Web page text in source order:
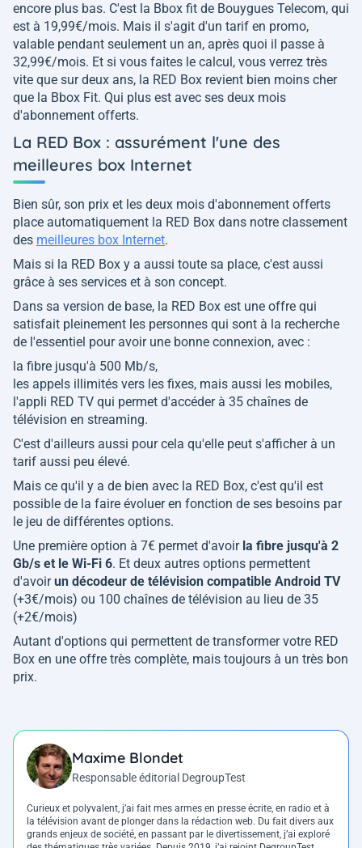
encore plus bas. C'est la Bbox fit de Bouygues Telecom, qui
est à 19,99€/mois. Mais il s'agit d'un tarif en promo,
valable pendant seulement un an, après quoi il passe à
32,99€/mois. Et si vous faites le calcul, vous verrez très
vite que sur deux ans, la RED Box revient bien moins cher
que la Bbox Fit. Qui plus est avec ses deux mois
d'abonnement offerts.
La RED Box : assurément l'une des
meilleures box Internet
Bien sûr, son prix et les deux mois d'abonnement offerts
place automatiquement la RED Box dans notre classement
des meilleures box Internet.
Mais si la RED Box y a aussi toute sa place, c'est aussi
grâce à ses services et à son concept.
Dans sa version de base, la RED Box est une offre qui
satisfait pleinement les personnes qui sont à la recherche
de l'essentiel pour avoir une bonne connexion, avec :
la fibre jusqu'à 500 Mb/s,
les appels illimités vers les fixes, mais aussi les mobiles,
l'appli RED TV qui permet d'accéder à 35 chaînes de
télévision en streaming.
C'est d'ailleurs aussi pour cela qu'elle peut s'afficher à un
tarif aussi peu élevé.
Mais ce qu'il y a de bien avec la RED Box, c'est qu'il est
possible de la faire évoluer en fonction de ses besoins par
le jeu de différentes options.
Une première option à 7€ permet d'avoir la fibre jusqu'à 2
Gb/s et le Wi-Fi 6. Et deux autres options permettent
d'avoirun décodeur de télévision compatible Android TV
(+3€/mois) ou 100 chaînes de télévision au lieu de 35
(+2€/mois)
Autant d'options qui permettent de transformer votre RED
Box en une offre très complète, mais toujours à un très bon
prix.
Maxime Blondet
Responsable éditorial DegroupTest
Curieux et polyvalent, j’ai fait mes armes en presse écrite, en radio et à
la télévision avant de plonger dans la rédaction web. Du fait divers aux
grands enjeux de société, en passant par le divertissement, j’ai exploré